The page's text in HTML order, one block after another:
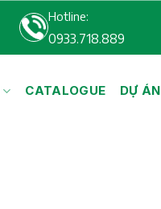
Hotline:
0933.718.889
CATALOGUE DỰ ÁN